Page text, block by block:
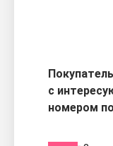
с
номером